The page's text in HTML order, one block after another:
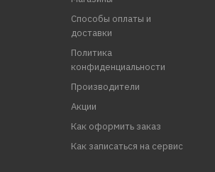
Способы оплаты и
доставки
Политика
конфиденциальности
Производители
Акции
Как оформить заказ
Как записаться на сервис